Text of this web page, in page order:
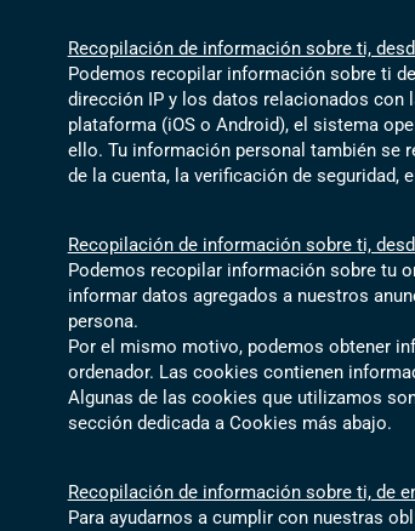
Recopilación de información sobre ti,
Podemos recopilar información sobre ti
dirección IP y los datos relacionados con
plataforma (iOS o Android), el sistema
ello. Tu información personal también se
de la cuenta, la verificación de
Recopilación de información sobre ti,
Podemos recopilar información sobre tu
informar datos agregados a nuestros
persona.
Por el mismo motivo, podemos obtener
ordenador. Las cookies contienen
Algunas de las cookies que utilizamos
sección dedicada a Cookies más abajo.
Recopilación de información sobre ti, de
Para ayudarnos a cumplir con nuestras